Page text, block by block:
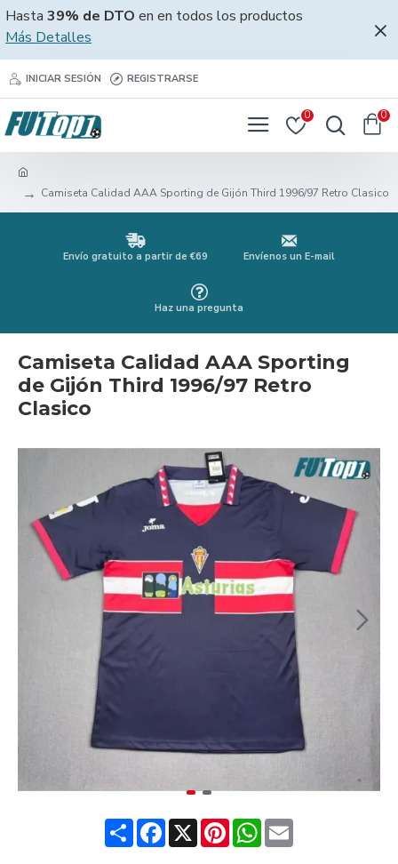
Hasta 39% de DTO en en todos los productos
Más Detalles
INICIAR SESIÓN REGISTRARSE
0 0
Camiseta Calidad AAA Sporting de Gijón Third 1996/97 Retro Clasico
Envío gratuito a partir de €69 Envíenos un E-mail
Haz una pregunta
Camiseta Calidad AAA Sporting
de Gijón Third 1996/97 Retro
Clasico
ShareFacebook
X PinterestWhatsApp
Email